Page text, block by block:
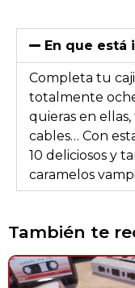
En que está
Completa tu
totalmente
quieras en
cables… Con
10 deliciosos y
caramelos
También te